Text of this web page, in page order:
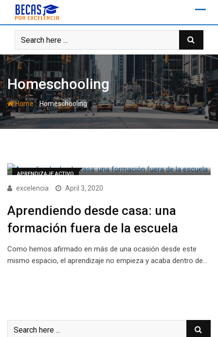
content
Homeschooling
Home-Homeschooling
APRENDIZAJE ACTIVO
excelencia April 3, 2020
Aprendiendo desde casa: una
formación fuera de la escuela
Como hemos afirmado en más de una ocasión desde este
mismo espacio, el aprendizaje no empieza y acaba dentro de…